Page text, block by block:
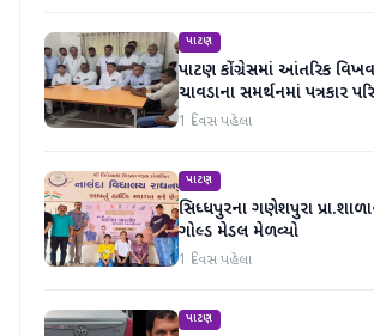
પાટણ
પાટણ કોંગ્રેસમાં આંતરિક
ચાવડાના સમર્થનમાં પત્રકાર
1 દિવસ પહેલા
પાટણ
સિધ્ધપુરના ગણેશપુરા
ગોલ્ડ મેડલ મેળવ્યો
1 દિવસ પહેલા
પાટણ